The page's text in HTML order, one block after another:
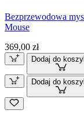
Bezprzewodowa
Mouse
369,00 zł
Dodaj do
Dodaj do